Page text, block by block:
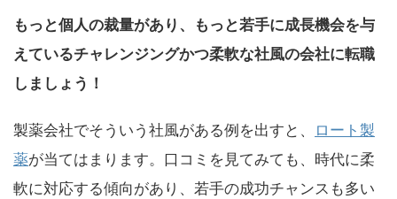
もっと個人の裁量があり、もっと若手に成長機会を与
えているチャレンジングかつ柔軟な社風の会社に転職
しましょう！
製薬会社でそういう社風がある例を出すと、
ロート製
薬が当てはまります。口コミを見てみても、時代に柔
軟に対応する傾向があり、若手の成功チャンスも多い